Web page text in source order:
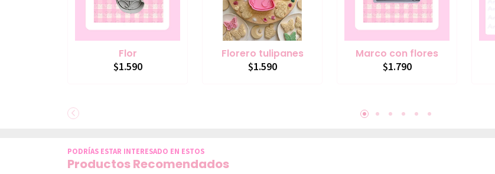
Flor
$1.590
Florero tulipanes
$1.590
Marco con flores
$1.790
PODRÍAS ESTAR INTERESADO EN ESTOS
Productos Recomendados